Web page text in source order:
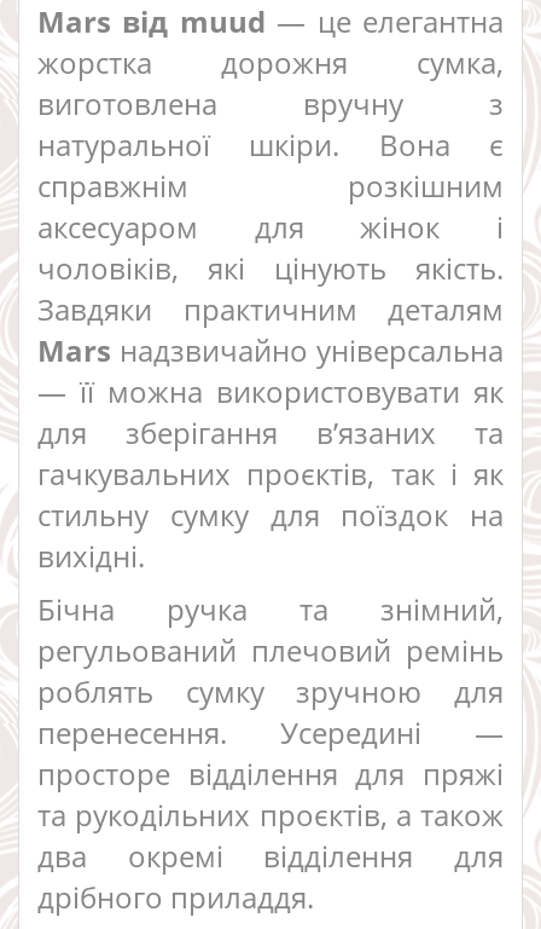
Mars від muud — це елегантна
жорстка дорожня сумка,
виготовлена вручну з
натуральної шкіри. Вона є
справжнім розкішним
аксесуаром для жінок і
чоловіків, які цінують якість.
Завдяки практичним деталям
Mars надзвичайно універсальна
— її можна використовувати як
для зберігання в’язаних та
гачкувальних проєктів, так і як
стильну сумку для поїздок на
вихідні.
Бічна ручка та знімний,
регульований плечовий ремінь
роблять сумку зручною для
перенесення. Усередині —
просторе відділення для пряжі
та рукодільних проєктів, а також
два окремі відділення для
дрібного приладдя.